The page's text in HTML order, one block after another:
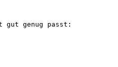
gut genug passt: